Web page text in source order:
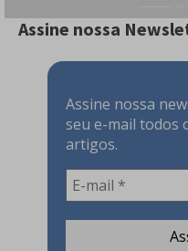
Assine nossa
Assine nossa
seu e-mail todos
artigos.